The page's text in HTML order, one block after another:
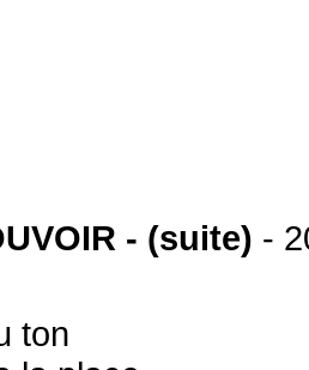
- (suite) -
ton